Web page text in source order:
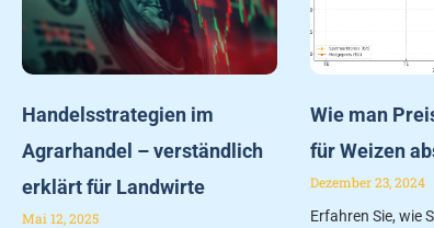
Handelsstrategien im
Agrarhandel – verständlich
erklärt für Landwirte
Mai 12, 2025
Wie man
für Weizen
Dezember 23, 2024
Erfahren Sie, wie